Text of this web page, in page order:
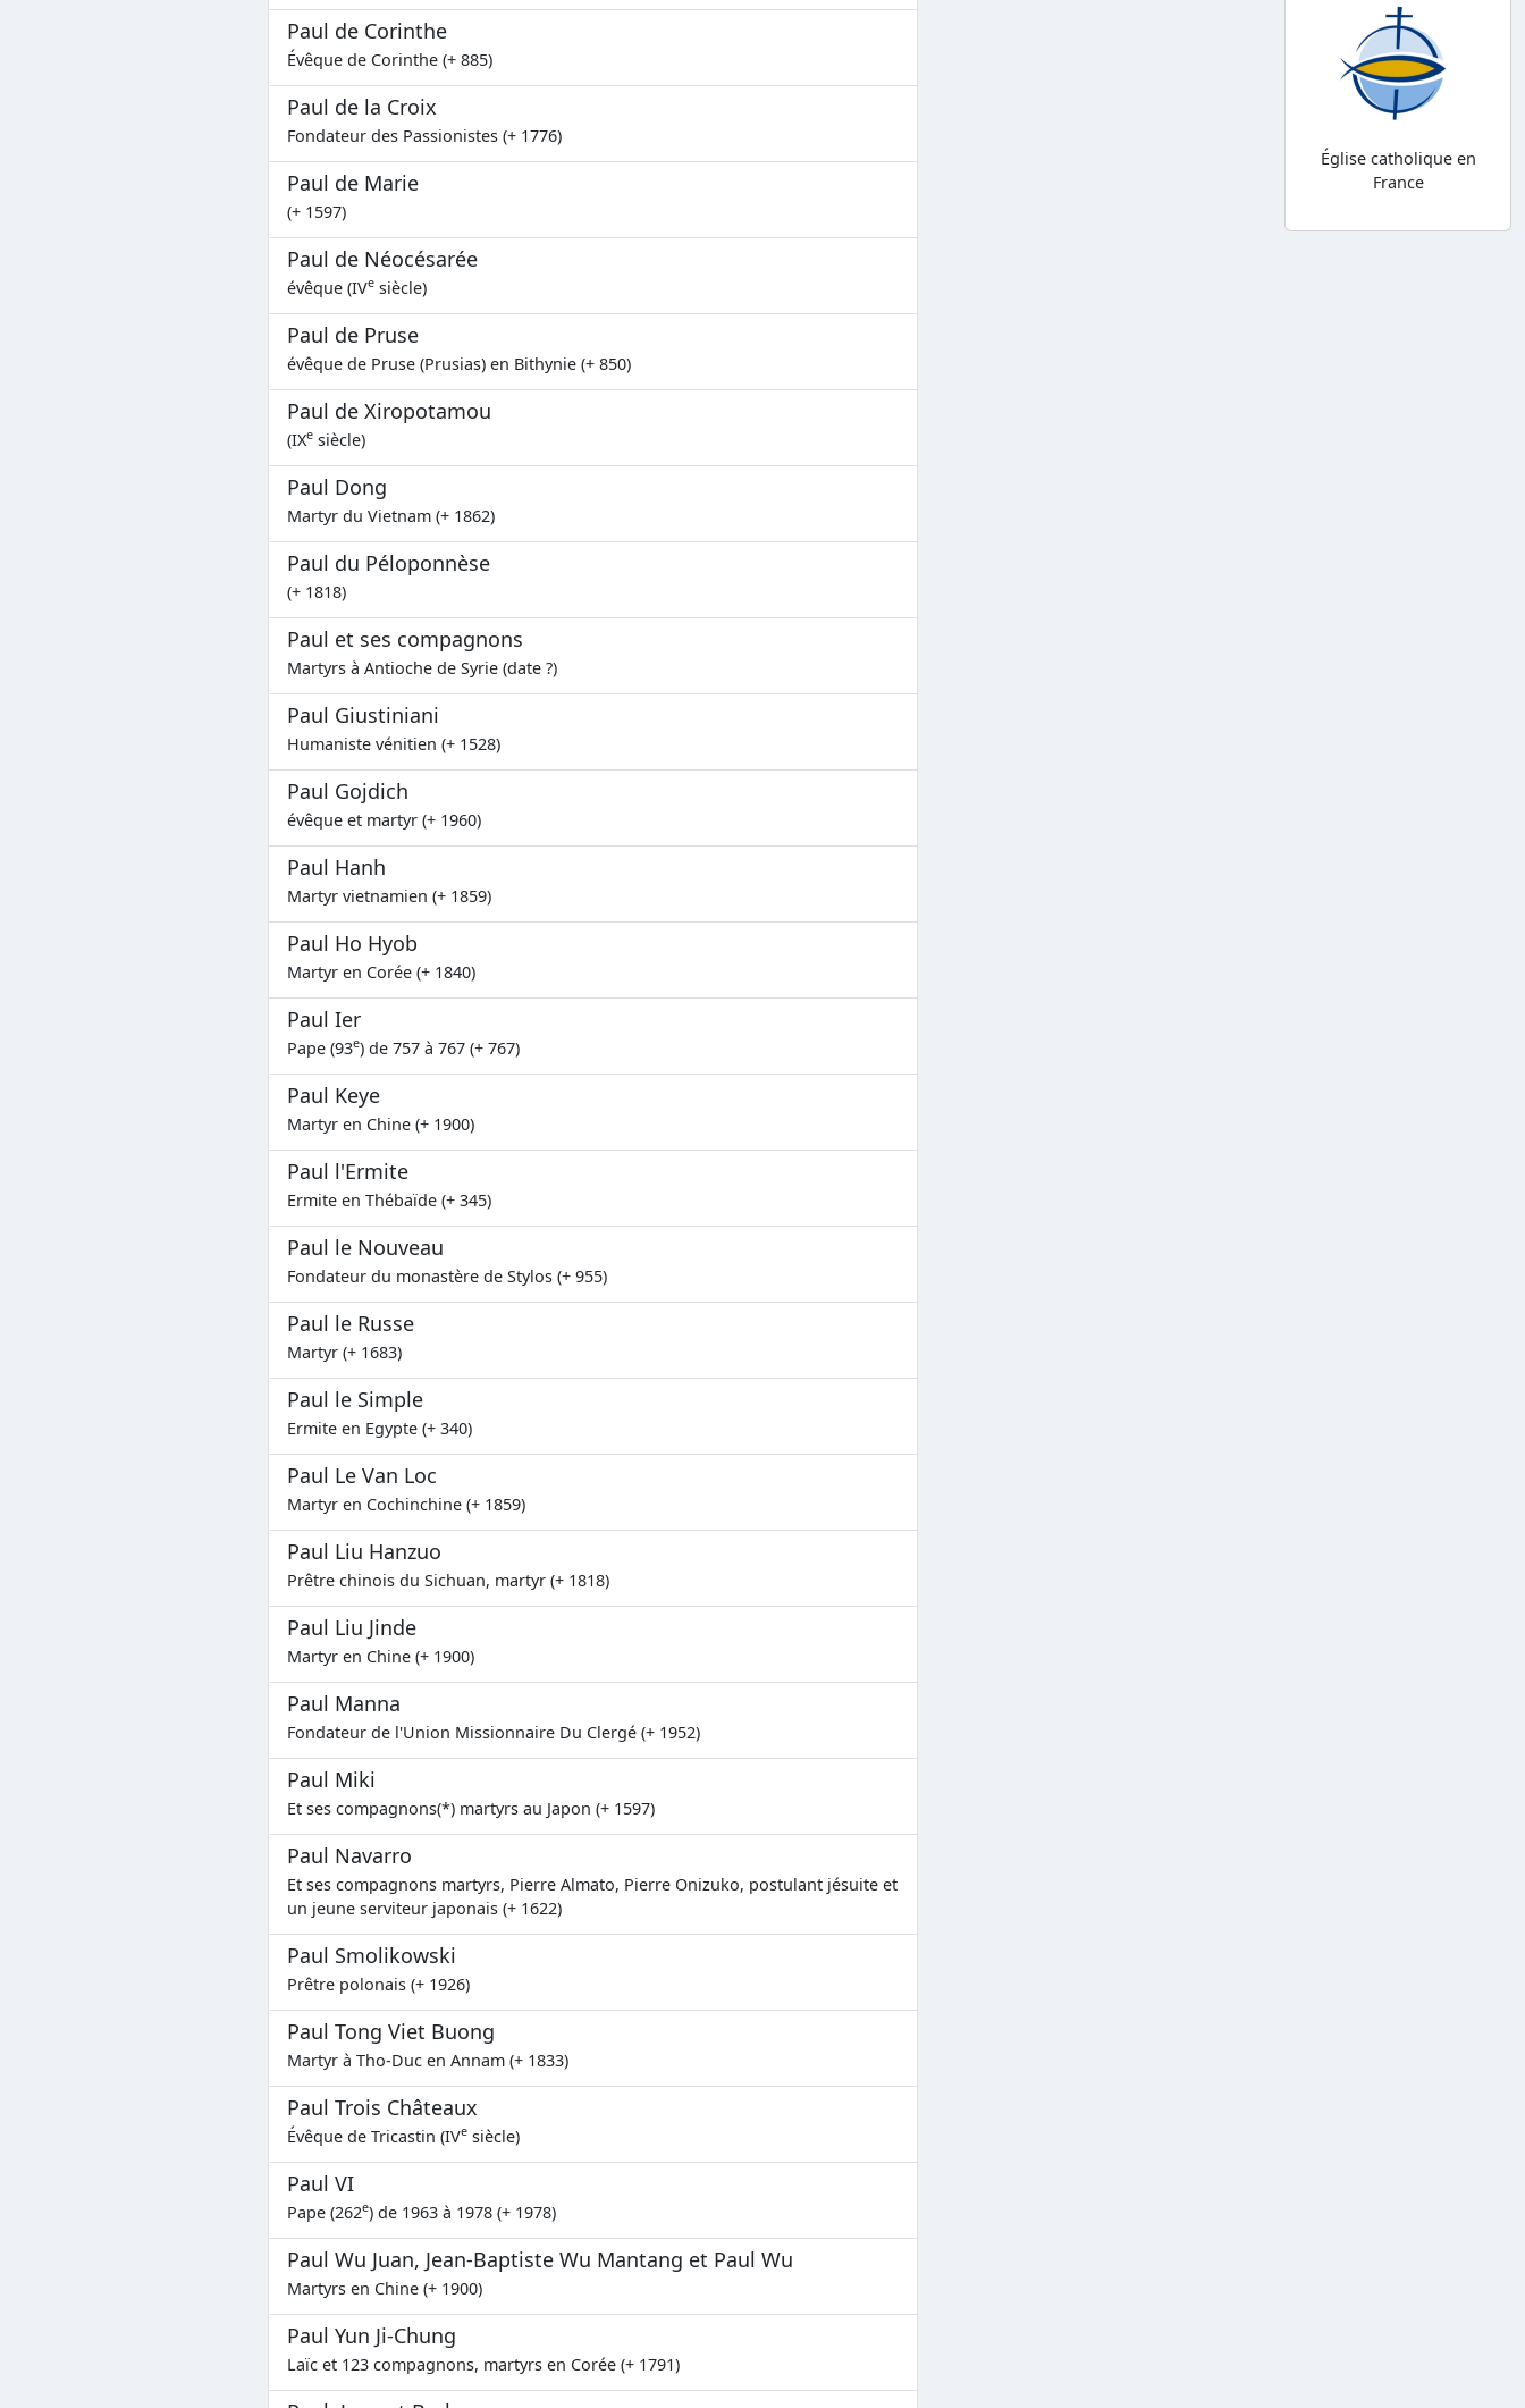
Paul de Corinthe
Évêque de Corinthe (+ 885)
Paul de la Croix
Fondateur des Passionistes (+ 1776)
Paul de Marie
(+ 1597)
Paul de Néocésarée
évêque (IVe siècle)
Paul de Pruse
évêque de Pruse (Prusias) en Bithynie (+ 850)
Paul de Xiropotamou
(IXe siècle)
Paul Dong
Martyr du Vietnam (+ 1862)
Paul du Péloponnèse
(+ 1818)
Paul et ses compagnons
Martyrs à Antioche de Syrie (date ?)
Paul Giustiniani
Humaniste vénitien (+ 1528)
Paul Gojdich
évêque et martyr (+ 1960)
Paul Hanh
Martyr vietnamien (+ 1859)
Paul Ho Hyob
Martyr en Corée (+ 1840)
Paul Ier
Pape (93e) de 757 à 767 (+ 767)
Paul Keye
Martyr en Chine (+ 1900)
Paul l'Ermite
Ermite en Thébaïde (+ 345)
Paul le Nouveau
Fondateur du monastère de Stylos (+ 955)
Paul le Russe
Martyr (+ 1683)
Paul le Simple
Ermite en Egypte (+ 340)
Paul Le Van Loc
Martyr en Cochinchine (+ 1859)
Paul Liu Hanzuo
Prêtre chinois du Sichuan, martyr (+ 1818)
Paul Liu Jinde
Martyr en Chine (+ 1900)
Paul Manna
Fondateur de l'Union Missionnaire Du Clergé (+ 1952)
Paul Miki
Et ses compagnons(*) martyrs au Japon (+ 1597)
Paul Navarro
Et ses compagnons martyrs, Pierre Almato, Pierre Onizuko, postulant jésuite et
un jeune serviteur japonais (+ 1622)
Paul Smolikowski
Prêtre polonais (+ 1926)
Paul Tong Viet Buong
Martyr à Tho-Duc en Annam (+ 1833)
Paul Trois Châteaux
Évêque de Tricastin (IVe siècle)
Paul VI
Pape (262e) de 1963 à 1978 (+ 1978)
Paul Wu Juan, Jean-Baptiste Wu Mantang et Paul Wu
Martyrs en Chine (+ 1900)
Paul Yun Ji-Chung
Laïc et 123 compagnons, martyrs en Corée (+ 1791)
Église catholique en
France